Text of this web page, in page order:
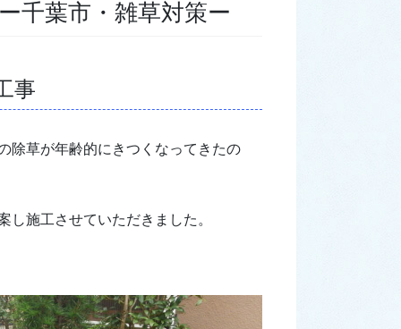
千葉市・雑草対策ー
事
除草が年齢的にきつくなってきたの
し施工させていただきました。